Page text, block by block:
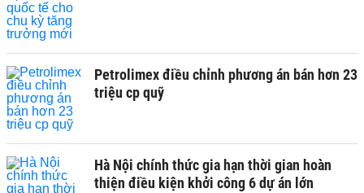
Petrolimex điều chỉnh phương án bán hơn 23
triệu cp quỹ
Hà Nội chính thức gia hạn thời gian hoàn
thiện điều kiện khởi công 6 dự án lớn